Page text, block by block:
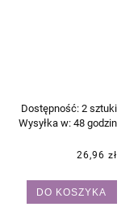
Dostępność: 2 sztuki
Wysyłka w: 48 godzin
26,96 zł
DO KOSZYKA